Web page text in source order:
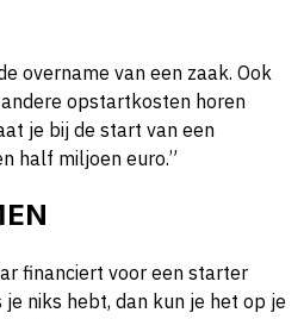
overname van een zaak. Ook
opstartkosten horen
je bij de start van een
half miljoen euro.”
financiert voor een starter
niks hebt, dan kun je het op je